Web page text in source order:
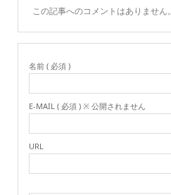
この記事へのコメントはありません。
名前 ( 必須 )
E-MAIL ( 必須 ) ※ 公開されません
URL